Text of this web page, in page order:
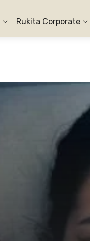
Rukita Corporate